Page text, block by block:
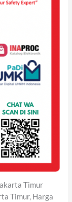
Timur
Timur, Harga